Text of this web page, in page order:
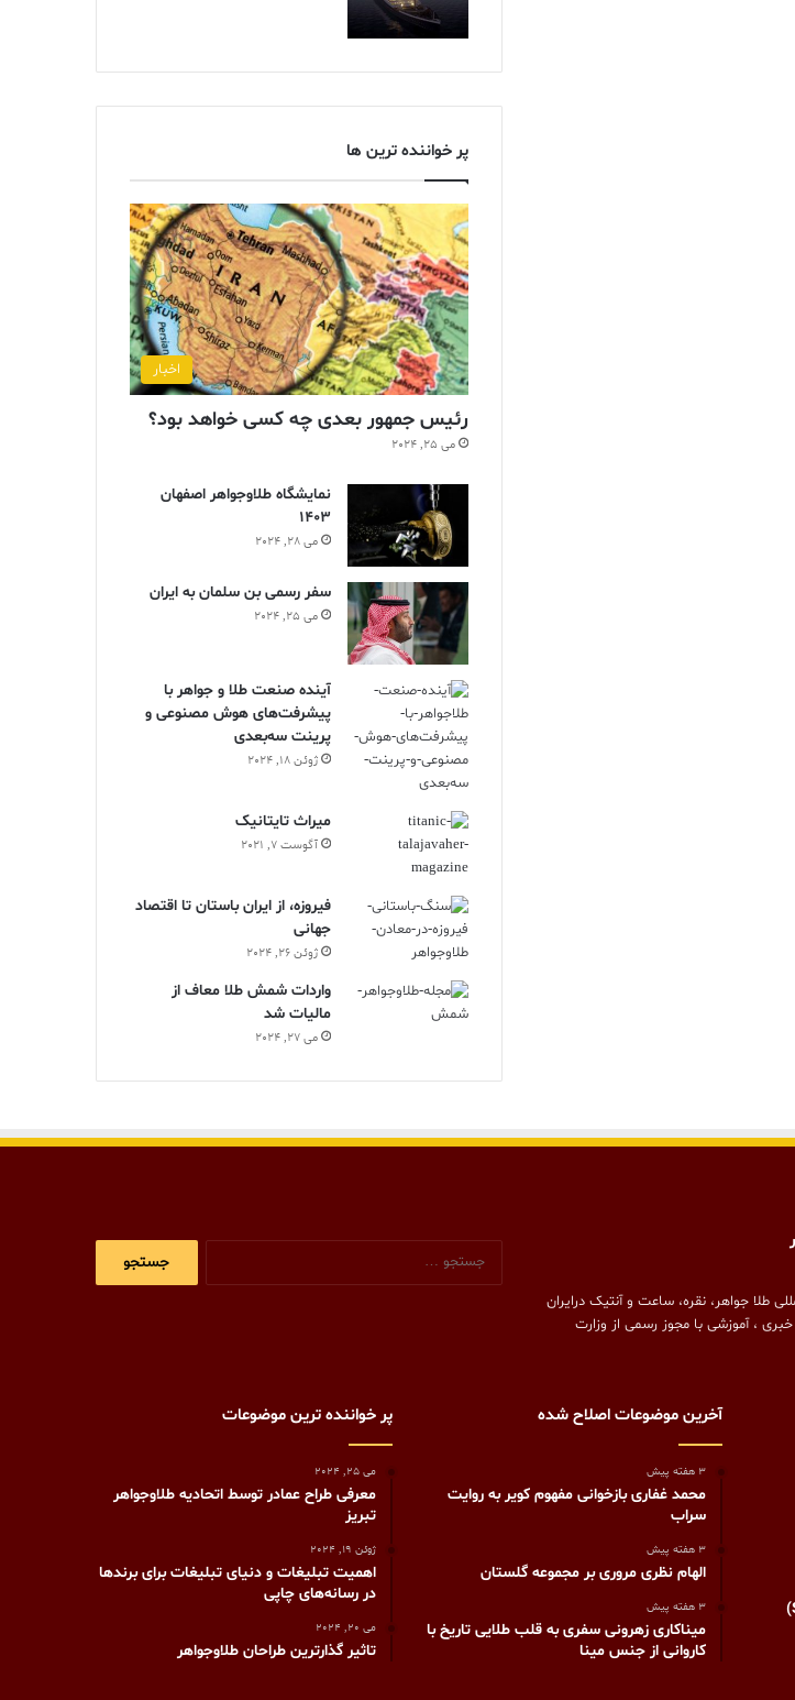
پر خواننده ترین ها
اخبار
رئیس جمهور بعدی چه کسی خواهد بود؟
می 25, 2024
نمایشگاه طلاوجواهر اصفهان
1403
می 28, 2024
سفر رسمی بن سلمان به ایران
می 25, 2024
آینده صنعت طلا و جواهر با
پیشرفت‌های هوش مصنوعی و
پرینت سه‌بعدی
ژوئن 18, 2024
ميراث تايتانيک
آگوست 7, 2021
فیروزه، از ایران باستان تا اقتصاد
جهانی
ژوئن 26, 2024
واردات شمش طلا معاف از
مالیات شد
می 27, 2024
طلا جواهر، نقره، ساعت و آنتیک درایران
، آموزشی با مجوز رسمی از وزارت
چگونه شارون خزام (Sharon Khazzam)
آخرین موضوعات اصلاح شده
3 هفته پیش
محمد غفاری بازخوانی مفهوم کویر به روایت
سراب
3 هفته پیش
الهام نظری مروری بر مجموعه گلستان
3 هفته پیش
میناکاری زهرونی سفری به قلب طلایی تاریخ با
کاروانی از جنس مینا
پر خواننده ترین موضوعات
می 25, 2024
معرفی طراح عمادر توسط اتحادیه طلاوجواهر
تبریز
ژوئن 19, 2024
اهمیت تبلیغات و دنیای تبلیغات برای برندها
در رسانه‌های چاپی
می 20, 2024
تاثیر گذارترین طراحان طلاوجواهر